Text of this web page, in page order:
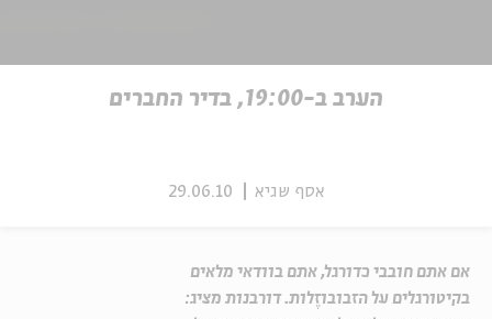
הערב ב-19:00, בדיר החברים
אסף שגיא 29.06.10
אם אתם חובבי כדורגל, אתם בוודאי מלאים
בקיטורגלים על הזבובוזֶלות. דורבנות מציג: